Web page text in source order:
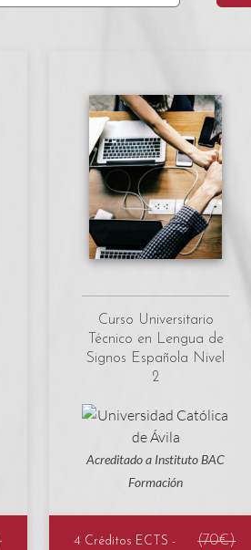
Curso Universitario
Técnico en Lengua de
Signos Española Nivel
2
Acreditado a Instituto BAC
Formación
4 Créditos ECTS -
(70€)